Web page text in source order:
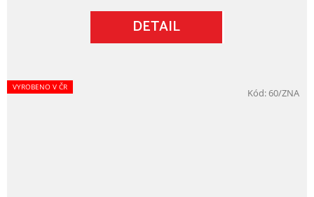
5
hvězdiček.
DETAIL
VYROBENO V ČR Kód:60/ZNA